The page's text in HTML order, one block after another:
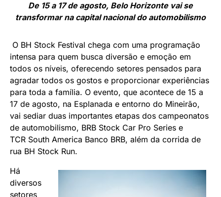
De 15 a 17 de agosto, Belo Horizonte vai se
transformar na capital nacional do automobilismo
O BH Stock Festival chega com uma programação
intensa para quem busca diversão e emoção em
todos os níveis, oferecendo setores pensados para
agradar todos os gostos e proporcionar experiências
para toda a família. O evento, que acontece de 15 a
17 de agosto, na Esplanada e entorno do Mineirão,
vai sediar duas importantes etapas dos campeonatos
de automobilismo, BRB Stock Car Pro Series e
TCR South America Banco BRB, além da corrida de
rua BH Stock Run.
Há
diversos
setores